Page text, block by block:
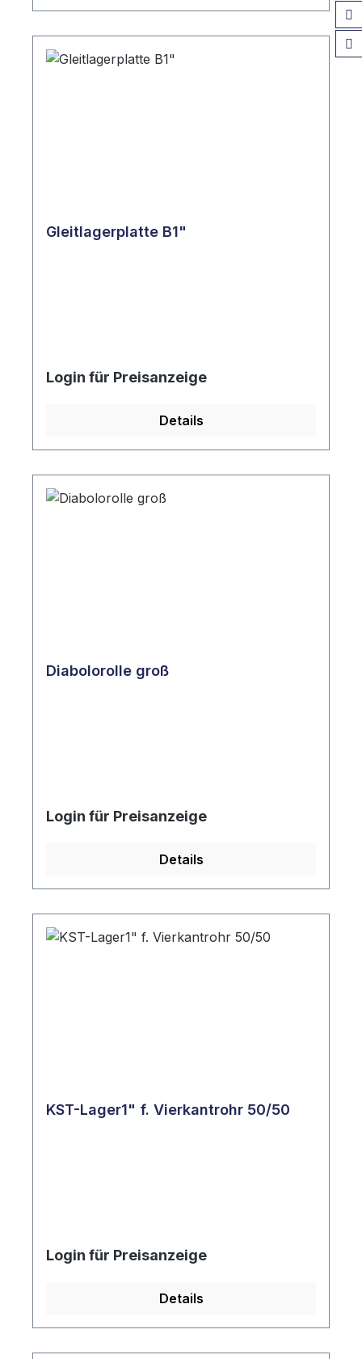
Gleitlagerplatte B1"
Login für Preisanzeige
Details
Diabolorolle groß
Login für Preisanzeige
Details
KST-Lager1" f. Vierkantrohr 50/50
Login für Preisanzeige
Details